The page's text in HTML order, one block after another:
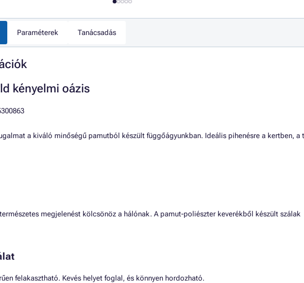
Paraméterek Tanácsadás
kényelmi oázis
a kiváló minőségű pamutból készült függőágyunkban. Ideális pihenésre a kertben, a
megjelenést kölcsönöz a hálónak. A pamut-poliészter keverékből készült szálak
felakasztható. Kevés helyet foglal, és könnyen hordozható.